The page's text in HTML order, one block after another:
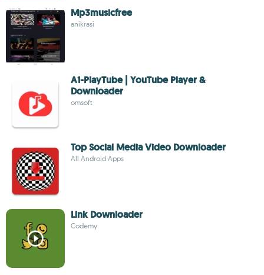
Mp3musicfree
anikrasi
A1-PlayTube | YouTube Player &
Downloader
omsoft
Top Social Media Video Downloader
All Android Apps
Link Downloader
Codemy